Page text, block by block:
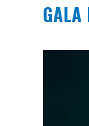
GALA